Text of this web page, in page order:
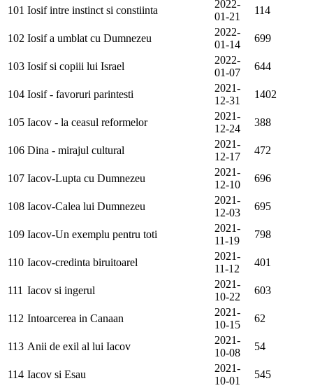
101 Iosif intre instinct si constiinta
2022-
01-21
114
102 Iosif a umblat cu Dumnezeu
2022-
01-14
699
103 Iosif si copiii lui Israel
2022-
01-07
644
104 Iosif - favoruri parintesti
2021-
12-31
1402
105 Iacov - la ceasul reformelor
2021-
12-24
388
106 Dina - mirajul cultural
2021-
12-17
472
107 Iacov-Lupta cu Dumnezeu
2021-
12-10
696
108 Iacov-Calea lui Dumnezeu
2021-
12-03
695
109 Iacov-Un exemplu pentru toti
2021-
11-19
798
110 Iacov-credinta biruitoarel
2021-
11-12
401
111 Iacov si ingerul
2021-
10-22
603
112 Intoarcerea in Canaan
2021-
10-15
62
113 Anii de exil al lui Iacov
2021-
10-08
54
114 Iacov si Esau
2021-
10-01
545